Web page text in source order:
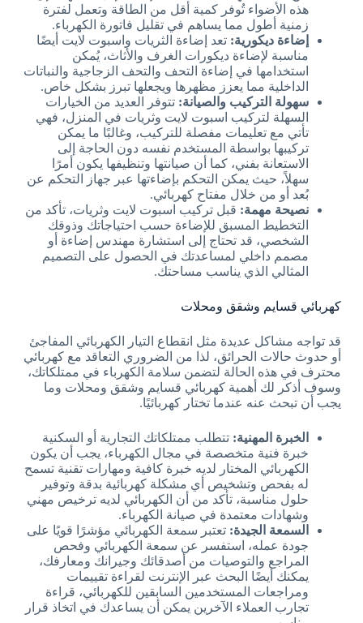
هذه الأضواء تُوفر كمية أقل من الطاقة وتعمل لفترة
زمنية أطول مما يساهم في تقليل فاتورة الكهرباء.
إضاءة ديكورية: تعد إضاءة الثريات واسبوت لايت أيضًا
مناسبة لإضاءة ديكورات الغرف والأثاث، يُمكن
استخدامها في إضاءة التحف والتحف الزجاجية والنباتات
الداخلية مما يعزز مظهرها ويجعلها تبرز بشكل خاص.
سهولة التركيب والصيانة: تتوفر العديد من الخيارات
السهلة لتركيب اسبوت لايت وثريات في المنزل، فهي
تأتي مع تعليمات مفصلة للتركيب، وغالبًا ما يمكن
تركيبها بواسطة المستخدم نفسه دون الحاجة إلى
الاستعانة بفني، كما أن صيانتها وتنظيفها يكون أمرًا
سهلاً، حيث يمكن التحكم بإضاءتها عبر جهاز التحكم عن
بُعد أو من خلال مفتاح كهربائي.
نصيحة مهمة: قبل تركيب اسبوت لايت وثريات، تأكد من
التخطيط المسبق للإضاءة حسب احتياجاتك وذوقك
الشخصي، قد تحتاج إلى استشارة مهندس إضاءة أو
مصمم داخلي لمساعدتك في الحصول على التصميم
المثالي الذي يناسب مساحتك.
كهربائي قسايم وشقق ومحلات
قد تواجه مشاكل عديدة مثل انقطاع التيار الكهربائي المفاجئ
أو حدوث حالات الحرائق، لذا من الضروري التعاقد مع كهربائي
محترف في هذه الحالة لتضمن سلامة الكهرباء في ممتلكاتك،
وسوف أذكر لك أهمية كهربائي قسايم وشقق ومحلات وما
يجب أن تبحث عنه عندما تختار كهربائيًا.
الخبرة المهنية: تتطلب ممتلكاتك التجارية أو السكنية
خبرة فنية متخصصة في مجال الكهرباء، يجب أن يكون
الكهربائي المختار لديه خبرة كافية ومهارات تقنية تسمح
له بفحص وتشخيص أي مشكلة كهربائية بدقة وتوفير
حلول مناسبة، تأكد من أن الكهربائي لديه ترخيص مهني
وشهادات معتمدة في صيانة الكهرباء.
السمعة الجيدة: تعتبر سمعة الكهربائي مؤشرًا قويًا على
جودة عمله، استفسر عن سمعة الكهربائي وفحص
المراجع والتوصيات من أصدقائك وجيرانك ومعارفك،
يمكنك أيضًا البحث عبر الإنترنت لقراءة تقييمات
ومراجعات المستخدمين السابقين للكهربائي، قراءة
تجارب العملاء الآخرين يمكن أن يساعدك في اتخاذ قرار